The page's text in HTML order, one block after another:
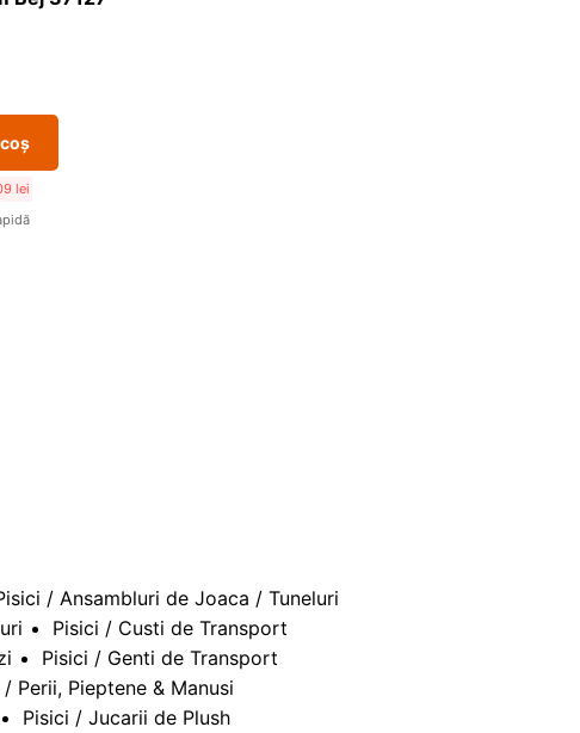
lei
/ Ansambluri de Joaca / Tuneluri
Pisici / Custi de Transport
Pisici / Genti de Transport
Perii, Pieptene & Manusi
Pisici / Jucarii de Plush